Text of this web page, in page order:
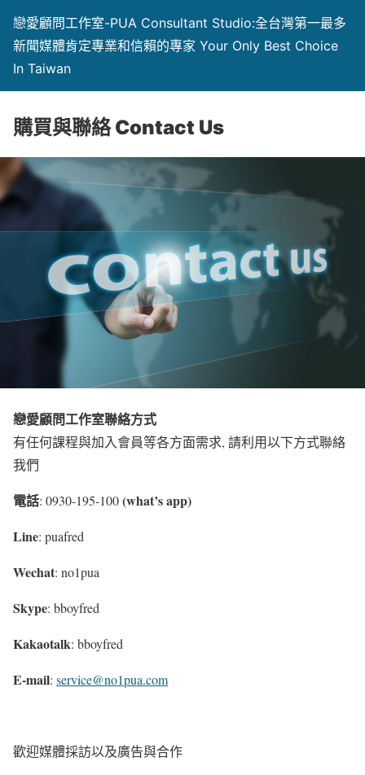
戀愛顧問工作室-PUA Consultant Studio:全台灣第一最多
新聞媒體肯定專業和信賴的專家 Your Only Best Choice
In Taiwan
購買與聯絡 Contact Us
戀愛顧問工作室聯絡方式
有任何課程與加入會員等各方面需求, 請利用以下方式聯絡
我們
電話: 0930-195-100(what’s app)
Line: puafred
Wechat: no1pua
Skype: bboyfred
Kakaotalk: bboyfred
E-mail: service@no1pua.com
歡迎媒體採訪以及廣告與合作